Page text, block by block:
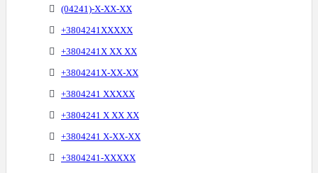
(04241)-X-XX-XX
+3804241XXXXX
+3804241X XX XX
+3804241X-XX-XX
+3804241 XXXXX
+3804241 X XX XX
+3804241 X-XX-XX
+3804241-XXXXX